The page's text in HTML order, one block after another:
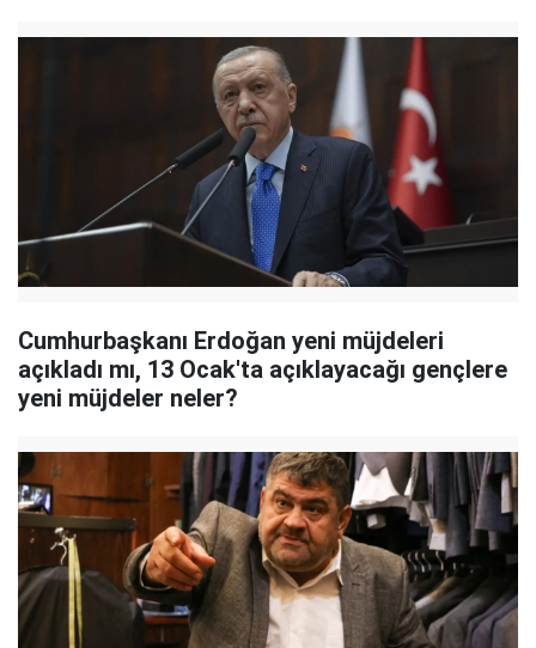
Cumhurbaşkanı Erdoğan yeni müjdeleri
açıkladı mı, 13 Ocak'ta açıklayacağı gençlere
yeni müjdeler neler?